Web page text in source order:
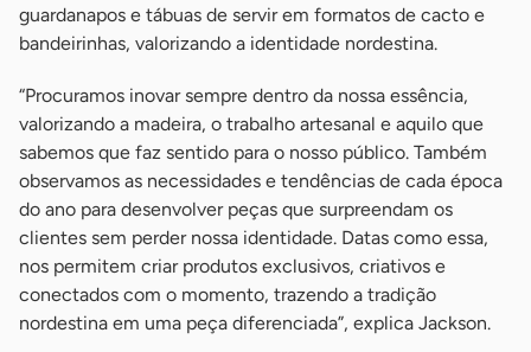
guardanapos e tábuas de servir em formatos de cacto e
bandeirinhas, valorizando a identidade nordestina.
“Procuramos inovar sempre dentro da nossa essência,
valorizando a madeira, o trabalho artesanal e aquilo que
sabemos que faz sentido para o nosso público. Também
observamos as necessidades e tendências de cada época
do ano para desenvolver peças que surpreendam os
clientes sem perder nossa identidade. Datas como essa,
nos permitem criar produtos exclusivos, criativos e
conectados com o momento, trazendo a tradição
nordestina em uma peça diferenciada”, explica Jackson.